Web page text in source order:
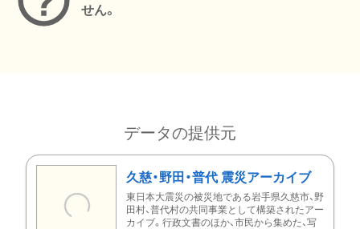
せん。
データの提供元
久慈・野田・普代 震災アーカイブ
東日本大震災の被災地である岩手県久慈市、野
田村、普代村の共同事業として構築されたアー
カイブ。行政文書のほか、市民から集めた、写